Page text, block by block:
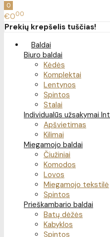
0
€000
Prekių krepšelis tuščias!
Baldai
Biuro baldai
Kėdės
Komplektai
Lentynos
Spintos
Stalai
Individualūs užsakymai
Apšvietimas
Kilimai
Miegamojo baldai
Čiužiniai
Komodos
Lovos
Miegamojo tekstilė
Spintos
Prieškambario baldai
Batų dėžės
Kabyklos
Spintos